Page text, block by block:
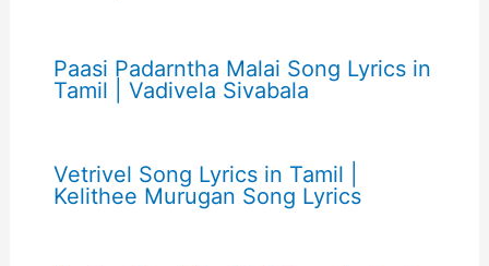
Paasi Padarntha Malai Song Lyrics in
Tamil | Vadivela Sivabala
Vetrivel Song Lyrics in Tamil |
Kelithee Murugan Song Lyrics